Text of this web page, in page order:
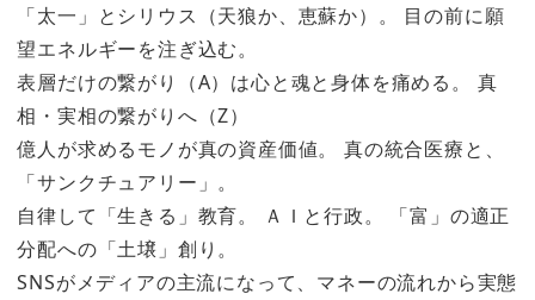
「太一」とシリウス（天狼か、恵蘇か）。 目の前に願
望エネルギーを注ぎ込む。
表層だけの繋がり（A）は心と魂と身体を痛める。 真
相・実相の繋がりへ（Z）
億人が求めるモノが真の資産価値。 真の統合医療と、
「サンクチュアリー」。
自律して「生きる」教育。 ＡＩと行政。 「富」の適正
分配への「土壌」創り。
SNSがメディアの主流になって、マネーの流れから実態